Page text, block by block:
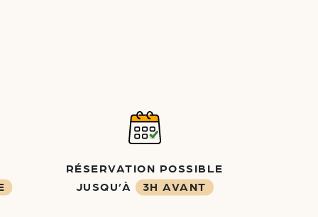
RÉSERVATION POSSIBLE
JUSQU’À
3H AVANT